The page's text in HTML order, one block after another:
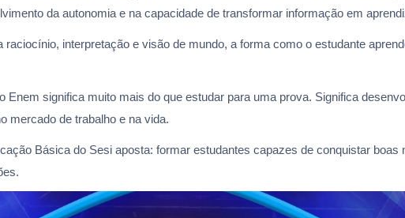
da autonomia e na capacidade de transformar informação em
raciocínio, interpretação e visão de mundo, a forma como o estudante
Enem significa muito mais do que estudar para uma prova. Significa
mercado de trabalho e na vida.
Básica do Sesi aposta: formar estudantes capazes de conquistar